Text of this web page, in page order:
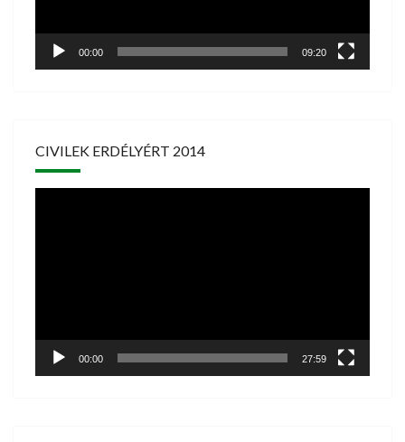
00:00 09:20
CIVILEK ERDÉLYÉRT 2014
00:00 27:59